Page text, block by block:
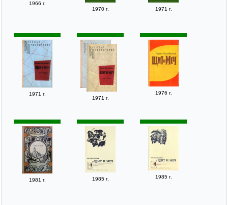
1966 г.
1970 г.
1971 г.
1971 г.
1971 г.
1976 г.
1981 г. 1985 г. 1985 г.